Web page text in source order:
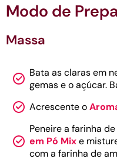
Modo de
Massa
Bata as claras em
gemas e o açúcar.
Acrescente o
Peneire a farinha
em Pó Mixe
com a farinha de